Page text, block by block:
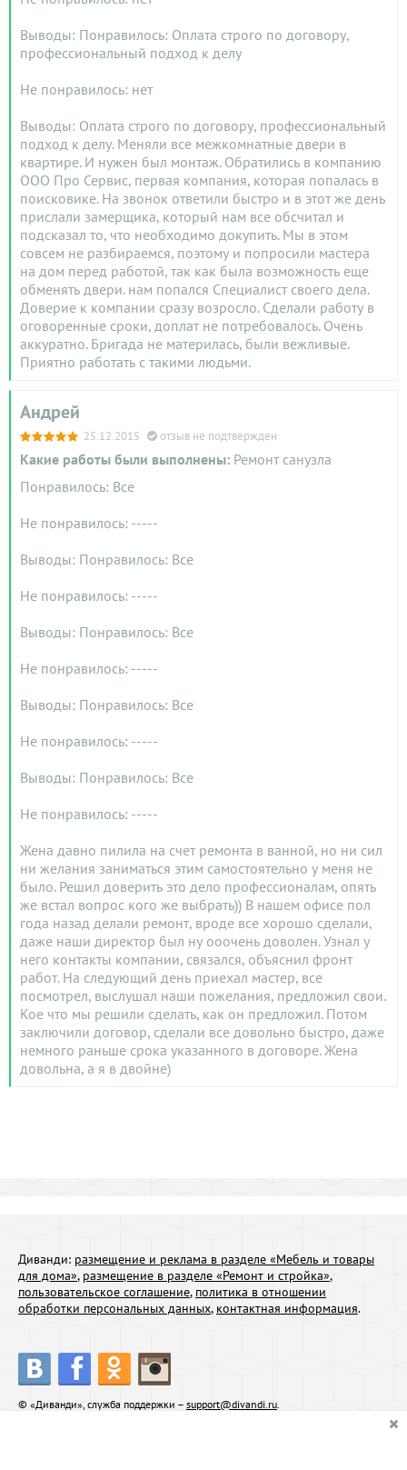
Выводы: Понравилось: Оплата строго по договору,
профессиональный подход к делу
Не понравилось: нет
Выводы: Оплата строго по договору, профессиональный
подход к делу. Меняли все межкомнатные двери в
квартире. И нужен был монтаж. Обратились в компанию
ООО Про Сервис, первая компания, которая попалась в
поисковике. На звонок ответили быстро и в этот же день
прислали замерщика, который нам все обсчитал и
подсказал то, что необходимо докупить. Мы в этом
совсем не разбираемся, поэтому и попросили мастера
на дом перед работой, так как была возможность еще
обменять двери. нам попался Специалист своего дела.
Доверие к компании сразу возросло. Сделали работу в
оговоренные сроки, доплат не потребовалось. Очень
аккуратно. Бригада не материлась, были вежливые.
Приятно работать с такими людьми.
Андрей
25.12.2015 отзыв не подтвержден
Какие работы были выполнены: Ремонт санузла
Понравилось: Все
Не понравилось: -----
Выводы: Понравилось: Все
Не понравилось: -----
Выводы: Понравилось: Все
Не понравилось: -----
Выводы: Понравилось: Все
Не понравилось: -----
Выводы: Понравилось: Все
Не понравилось: -----
Жена давно пилила на счет ремонта в ванной, но ни сил
ни желания заниматься этим самостоятельно у меня не
было. Решил доверить это дело профессионалам, опять
же встал вопрос кого же выбрать)) В нашем офисе пол
года назад делали ремонт, вроде все хорошо сделали,
даже наши директор был ну ооочень доволен. Узнал у
него контакты компании, связался, объяснил фронт
работ. На следующий день приехал мастер, все
посмотрел, выслушал наши пожелания, предложил свои.
Кое что мы решили сделать, как он предложил. Потом
заключили договор, сделали все довольно быстро, даже
немного раньше срока указанного в договоре. Жена
довольна, а я в двойне)
Диванди: размещение и реклама в разделе «Мебель и товары
для дома», размещение в разделе «Ремонт и стройка»,
пользовательское соглашение, политика в отношении
обработки персональных данных, контактная информация.
© «Диванди», служба поддержки – support@divandi.ru